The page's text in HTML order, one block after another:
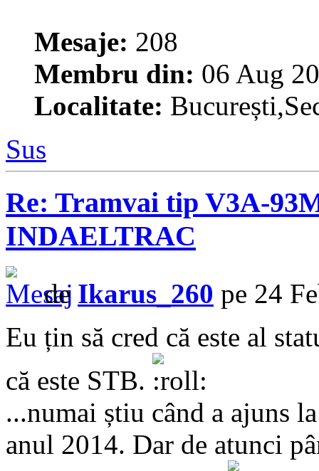
Mesaje: 208
Membru din: 06 Aug
Localitate:
Sus
Re: Tramvai tip V3A-
INDAELTRAC
de Ikarus_260 pe 24
Eu țin să cred că este al
că este STB.
...numai știu când a ajuns
anul 2014. Dar de atunci